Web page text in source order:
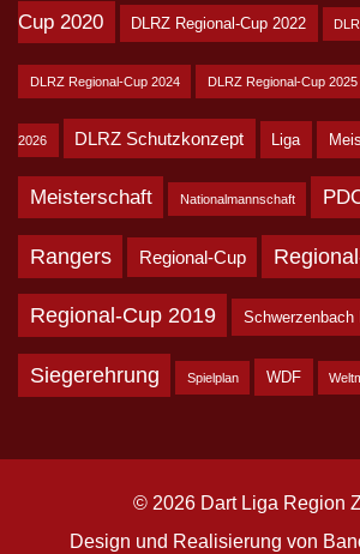
Cup 2020 DLRZ Regional-Cup 2022
DLRZ Regional-Cup 2024 DLRZ Regional-Cup 2025
2026 DLRZ Schutzkonzept Liga
Meisterschaft Nationalmannschaft
Rangers Regional-Cup
Regional-Cup 2019 Schwerzenbach
Siegerehrung Spielplan WDF
© 2026 Dart Liga Region
Design und Realisierung von